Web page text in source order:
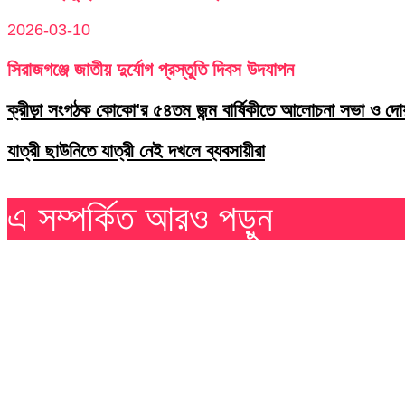
2026-03-10
সিরাজগঞ্জে জাতীয় দুর্যোগ প্রস্তুতি দিবস উদযাপন
ক্রীড়া সংগঠক কোকো'র ৫৪তম জন্ম বার্ষিকীতে আলোচনা সভা ও
যাত্রী ছাউনিতে যাত্রী নেই দখলে ব্যবসায়ীরা
এ সম্পর্কিত আরও পড়ুন